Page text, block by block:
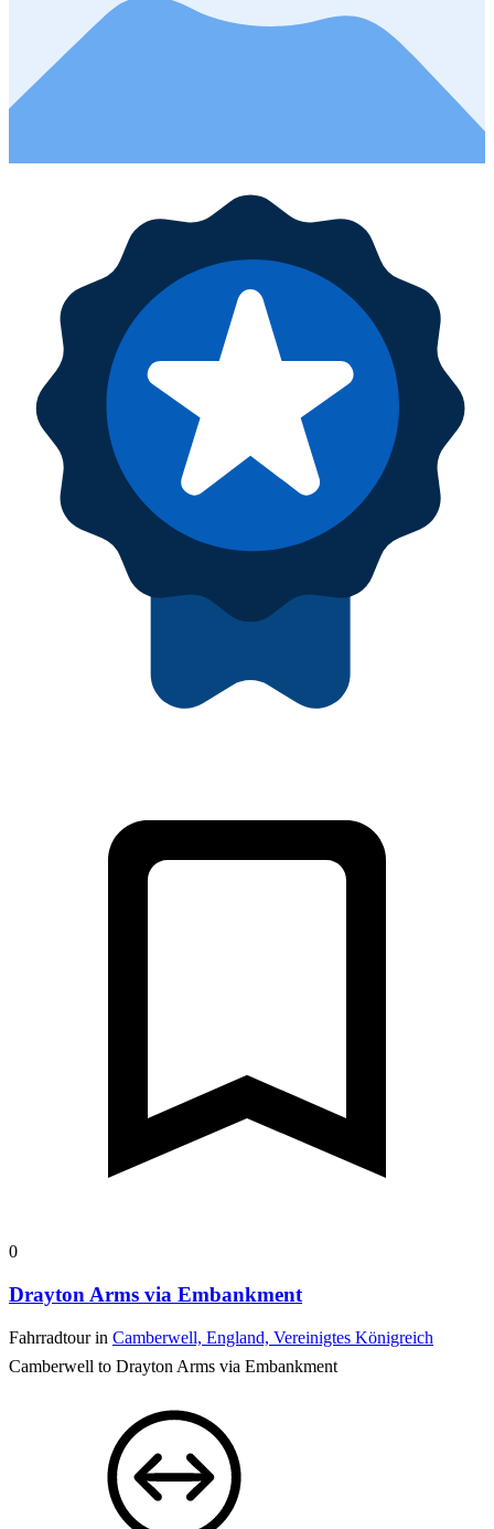
0
Drayton Arms via Embankment
Fahrradtour in Camberwell, England, Vereinigtes Königreich
Camberwell to Drayton Arms via Embankment